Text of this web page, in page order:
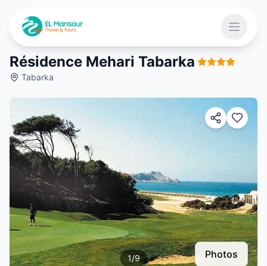
Ouvrir
Résidence Mehari Tabarka ·
Tabarka
1/9 Photos